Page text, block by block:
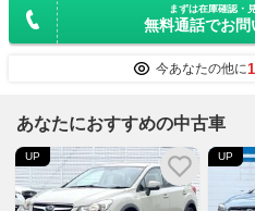
まずは在庫確認・
無料通話でお問
今あなたの他に
あなたにおすすめの中古車
UP UP